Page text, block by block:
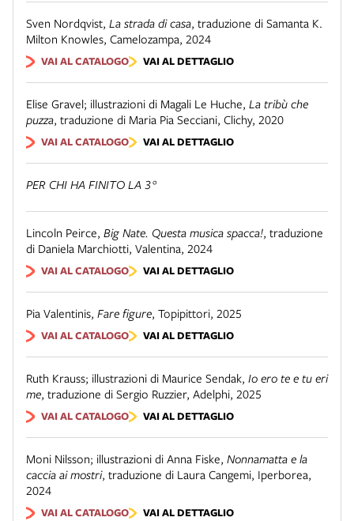
Sven Nordqvist, La strada di casa, traduzione di Samanta K.
Milton Knowles, Camelozampa, 2024
VAI AL CATALOGO VAI AL DETTAGLIO
Elise Gravel; illustrazioni di Magali Le Huche, La tribù che
puzza, traduzione di Maria Pia Secciani, Clichy, 2020
VAI AL CATALOGO VAI AL DETTAGLIO
PER CHI HA FINITO LA 3°
Lincoln Peirce, Big Nate. Questa musica spacca!, traduzione
di Daniela Marchiotti, Valentina, 2024
VAI AL CATALOGO VAI AL DETTAGLIO
Pia Valentinis, Fare figure, Topipittori, 2025
VAI AL CATALOGO VAI AL DETTAGLIO
Ruth Krauss; illustrazioni di Maurice Sendak, Io ero te e tu eri
me, traduzione di Sergio Ruzzier, Adelphi, 2025
VAI AL CATALOGO VAI AL DETTAGLIO
Moni Nilsson; illustrazioni di Anna Fiske, Nonnamatta e la
caccia ai mostri, traduzione di Laura Cangemi, Iperborea,
2024
VAI AL CATALOGO VAI AL DETTAGLIO